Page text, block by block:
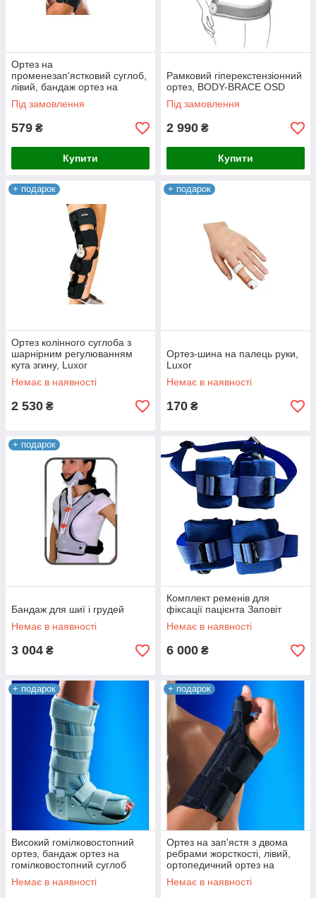
Ортез на
променезап'ястковий суглоб,
лівий, бандаж ортез на
променезап'ястковий суглоб
0505L OSD
Під замовлення
579 ₴
Купити
Рамковий гіперекстензіонний
ортез, BODY-BRACE OSD
Під замовлення
2 990 ₴
Купити
+ подарок
Ортез колінного суглоба з
шарнірним регулюванням
кута згину, Luxor
Немає в наявності
2 530 ₴
+ подарок
Ортез-шина на палець руки,
Luxor
Немає в наявності
170 ₴
+ подарок
Бандаж для шиї і грудей
Немає в наявності
3 004 ₴
Комплект ременів для
фіксації пацієнта Заповіт
Немає в наявності
6 000 ₴
+ подарок
Високий гомілковостопний
ортез, бандаж ортез на
гомілковостопний суглоб
0336 OSD
Немає в наявності
+ подарок
Ортез на зап'ястя з двома
ребрами жорсткості, лівий,
ортопедичний ортез на
зап'ястя 0506L OSD
Немає в наявності